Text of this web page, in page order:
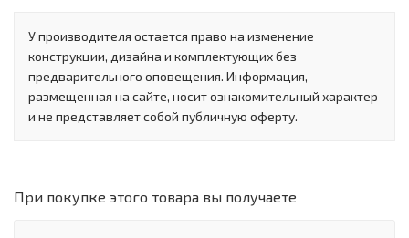
У производителя остается право на изменение
конструкции, дизайна и комплектующих без
предварительного оповещения. Информация,
размещенная на сайте, носит ознакомительный характер
и не представляет собой публичную оферту.
При покупке этого товара вы получаете